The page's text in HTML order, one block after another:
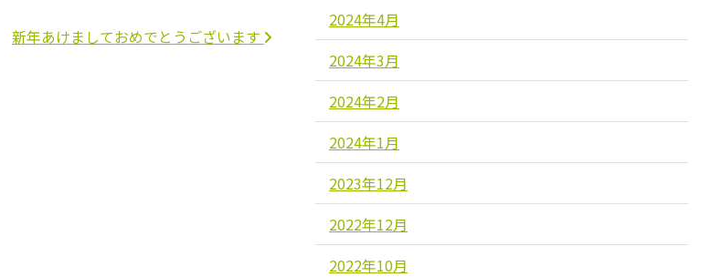
新年あけましておめでとうございます
2024年4月
2024年3月
2024年2月
2024年1月
2023年12月
2022年12月
2022年10月